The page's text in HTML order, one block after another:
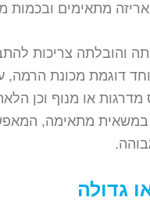
אריזה מתאימים ובכמות
והובלתה צריכות
דוגמת מכונת הרמה,
מדרגות או מנוף וכן
במשאית מתאימה,
גדולה